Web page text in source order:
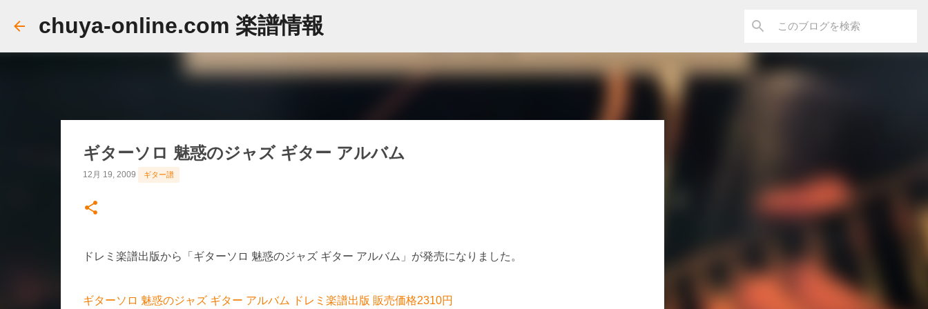
chuya-online.com 楽譜情報
ギターソロ 魅惑のジャズ ギター アルバム
12月 19, 2009 ギター譜
ドレミ楽譜出版から「ギターソロ 魅惑のジャズ ギター アルバム」が発売になりました。
ギターソロ 魅惑のジャズ ギター アルバム ドレミ楽譜出版 販売価格2310円